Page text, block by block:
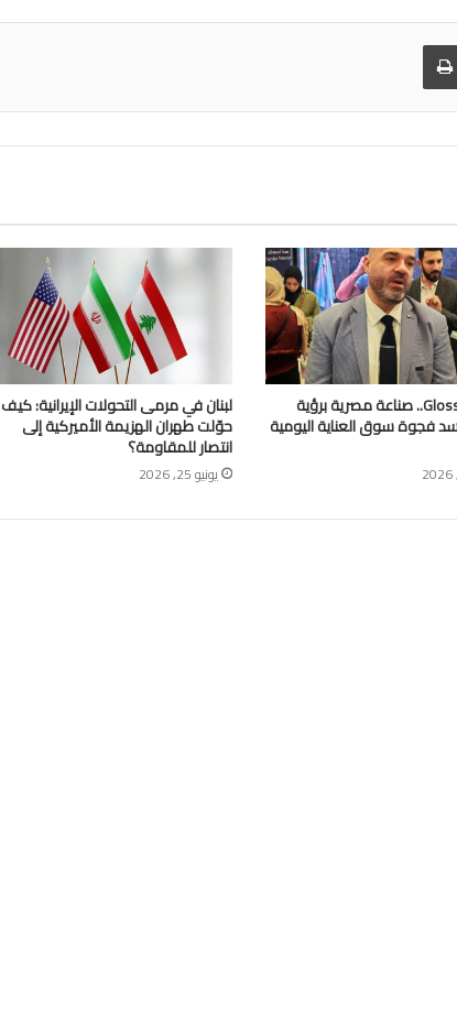
Glossa Foam.. صناعة مصرية برؤية
فجوة سوق العناية اليومية
لبنان في مرمى التحولات الإيرانية: كيف
حوّلت طهران الهزيمة الأميركية إلى
انتصار للمقاومة؟
يونيو 25, 2026